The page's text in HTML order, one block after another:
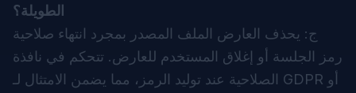
الطويلة؟
ج: يحذف العارض الملف المصدر بمجرد انتهاء صلاحية
رمز الجلسة أو إغلاق المستخدم للعارض. تتحكم في نافذة
الصلاحية عند توليد الرمز، مما يضمن الامتثال لـ GDPR أو